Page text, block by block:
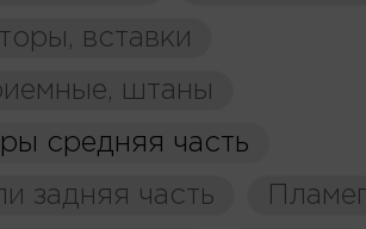
вставки
штаны
средняя часть
задняя часть